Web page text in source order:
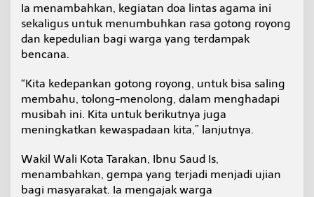
Ia menambahkan, kegiatan doa lintas agama ini
sekaligus untuk menumbuhkan rasa gotong royong
dan kepedulian bagi warga yang terdampak
bencana.
“Kita kedepankan gotong royong, untuk bisa saling
membahu, tolong-menolong, dalam menghadapi
musibah ini. Kita untuk berikutnya juga
meningkatkan kewaspadaan kita,” lanjutnya.
Wakil Wali Kota Tarakan, Ibnu Saud Is,
menambahkan, gempa yang terjadi menjadi ujian
bagi masyarakat. Ia mengajak warga